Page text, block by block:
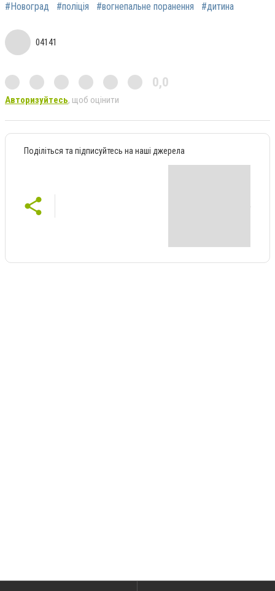
#Новоград #поліція #вогнепальне поранення #дитина
04141
0,0
Авторизуйтесь, щоб оцінити
Поділіться та підписуйтесь на наші джерела